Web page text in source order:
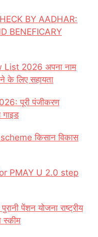
BY AADHAR:
BENEFICARY
2026 अपना नाम
के लिए सहायता
पूरी पंजीकरण
किसान विकास
PMAY U 2.0 step
पेंशन योजना राष्ट्रीय
स्कीम